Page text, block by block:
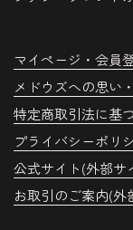
マイページ・会員
メドウズへの思い
特定商取引法に基
プライバシーポリ
公式サイト(外部サ
お取引のご案内(外